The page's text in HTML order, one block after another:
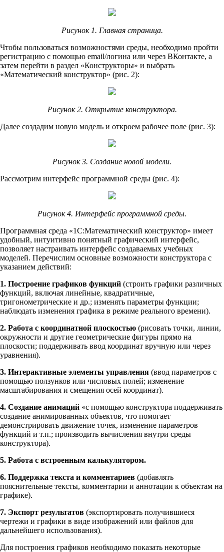
Рисунок 1. Главная страница.
Чтобы пользоваться возможностями среды, необходимо пройти
регистрацию с помощью email/логина или через ВКонтакте, а
затем перейти в раздел «Конструкторы» и выбрать
«Математический конструктор» (рис. 2):
Рисунок 2. Открытие конструктора.
Далее создадим новую модель и откроем рабочее поле (рис. 3):
Рисунок 3. Создание новой модели.
Рассмотрим интерфейс программной среды (рис. 4):
Рисунок 4. Интерфейс программной среды.
Программная среда «1С:Математический конструктор» имеет
удобный, интуитивно понятный графический интерфейс,
позволяет настраивать интерфейс создаваемых учебных
моделей. Перечислим основные возможности конструктора с
указанием действий:
1. Построение графиков функций (строить графики различных
функций, включая линейные, квадратичные,
тригонометрические и др.; изменять параметры функции;
наблюдать изменения графика в режиме реального времени).
2. Работа с координатной плоскостью (рисовать точки, линии,
окружности и другие геометрические фигуры прямо на
плоскости; поддерживать ввод координат вручную или через
уравнения).
3. Интерактивные элементы управления (ввод параметров с
помощью ползунков или числовых полей; изменение
масштабирования и смещения осей координат).
4. Создание анимаций «с помощью конструктора поддерживать
создание анимированных объектов, что помогает
демонстрировать движение точек, изменение параметров
функций и т.п.; производить вычисления внутри среды
конструктора).
5. Работа с встроенным калькулятором.
6. Поддержка текста и комментариев (добавлять
пояснительные тексты, комментарии и аннотации к объектам на
графике).
7. Экспорт результатов (экспортировать получившиеся
чертежи и графики в виде изображений или файлов для
дальнейшего использования).
Для построения графиков необходимо показать некоторые